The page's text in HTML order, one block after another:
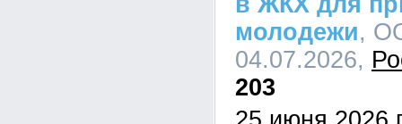
молодежи,
04.07.2026,
203